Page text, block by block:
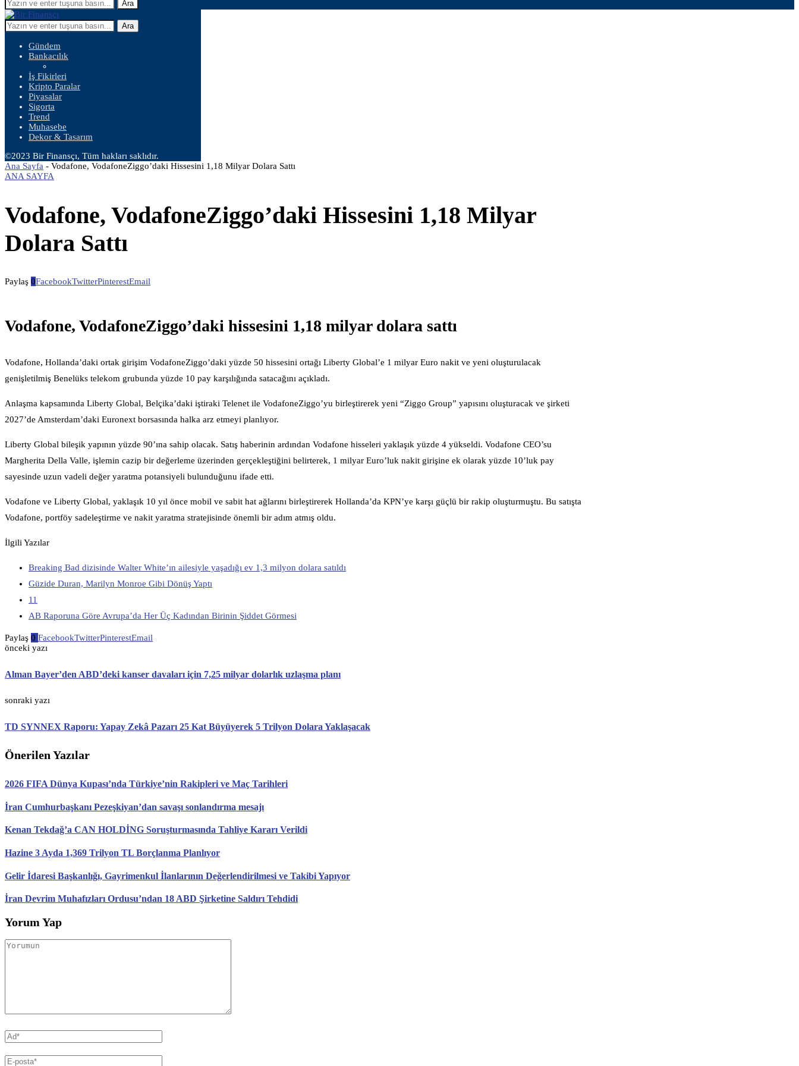
Ara
Ara
Gündem
Bankacılık
İş Fikirleri
Kripto Paralar
Piyasalar
Sigorta
Trend
Muhasebe
Dekor & Tasarım
©2023 Bir Finansçı, Tüm hakları saklıdır.
Ana Sayfa - Vodafone, VodafoneZiggo’daki Hissesini 1,18 Milyar Dolara Sattı
ANA SAYFA
Vodafone, VodafoneZiggo’daki Hissesini 1,18 Milyar
Dolara Sattı
Paylaş 0FacebookTwitterPinterestEmail
Vodafone, VodafoneZiggo’daki hissesini 1,18 milyar dolara sattı
Vodafone, Hollanda’daki ortak girişim VodafoneZiggo’daki yüzde 50 hissesini ortağı Liberty Global’e 1 milyar Euro nakit ve yeni oluşturulacak
genişletilmiş Benelüks telekom grubunda yüzde 10 pay karşılığında satacağını açıkladı.
Anlaşma kapsamında Liberty Global, Belçika’daki iştiraki Telenet ile VodafoneZiggo’yu birleştirerek yeni “Ziggo Group” yapısını oluşturacak ve şirketi
2027’de Amsterdam’daki Euronext borsasında halka arz etmeyi planlıyor.
Liberty Global bileşik yapının yüzde 90’ına sahip olacak. Satış haberinin ardından Vodafone hisseleri yaklaşık yüzde 4 yükseldi. Vodafone CEO’su
Margherita Della Valle, işlemin cazip bir değerleme üzerinden gerçekleştiğini belirterek, 1 milyar Euro’luk nakit girişine ek olarak yüzde 10’luk pay
sayesinde uzun vadeli değer yaratma potansiyeli bulunduğunu ifade etti.
Vodafone ve Liberty Global, yaklaşık 10 yıl önce mobil ve sabit hat ağlarını birleştirerek Hollanda’da KPN’ye karşı güçlü bir rakip oluşturmuştu. Bu satışta
Vodafone, portföy sadeleştirme ve nakit yaratma stratejisinde önemli bir adım atmış oldu.
İlgili Yazılar
Breaking Bad dizisinde Walter White’ın ailesiyle yaşadığı ev 1,3 milyon dolara satıldı
Güzide Duran, Marilyn Monroe Gibi Dönüş Yaptı
11
AB Raporuna Göre Avrupa’da Her Üç Kadından Birinin Şiddet Görmesi
Paylaş 0 FacebookTwitterPinterestEmail
önceki yazı
Alman Bayer’den ABD’deki kanser davaları için 7,25 milyar dolarlık uzlaşma planı
sonraki yazı
TD SYNNEX Raporu: Yapay Zekâ Pazarı 25 Kat Büyüyerek 5 Trilyon Dolara Yaklaşacak
Önerilen Yazılar
2026 FIFA Dünya Kupası’nda Türkiye’nin Rakipleri ve Maç Tarihleri
İran Cumhurbaşkanı Pezeşkiyan’dan savaşı sonlandırma mesajı
Kenan Tekdağ’a CAN HOLDİNG Soruşturmasında Tahliye Kararı Verildi
Hazine 3 Ayda 1,369 Trilyon TL Borçlanma Planlıyor
Gelir İdaresi Başkanlığı, Gayrimenkul İlanlarının Değerlendirilmesi ve Takibi Yapıyor
İran Devrim Muhafızları Ordusu’ndan 18 ABD Şirketine Saldırı Tehdidi
Yorum Yap